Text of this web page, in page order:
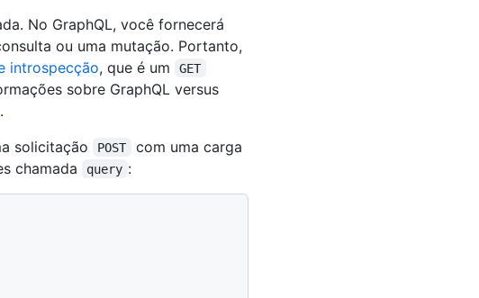
No GraphQL, você fornecerá
ou uma mutação. Portanto,
introspecção, que é um GET
sobre GraphQL versus
.
solicitação POST
com uma carga
chamada
query :